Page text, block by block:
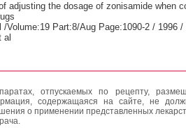
adjusting the dosage of zonisamide when
/Volume:19 Part:8/Aug Page:1090-2 / 1996
al
отпускаемых по рецепту,
содержащаяся на сайте, не
о применении представленных